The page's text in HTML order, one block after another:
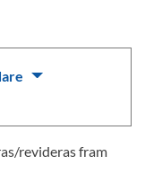
revideras fram